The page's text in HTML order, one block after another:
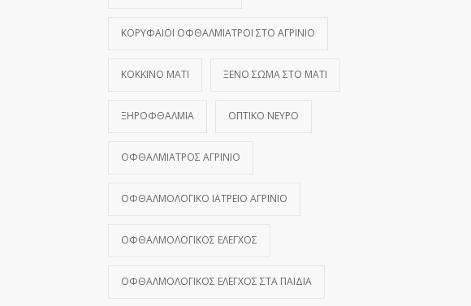
ΚΟΡΥΦΑΊΟΙ ΟΦΘΑΛΜΊΑΤΡΟΙ ΣΤΟ ΑΓΡΊΝΙΟ
ΚΌΚΚΙΝΟ ΜΆΤΙ ΞΈΝΟ ΣΏΜΑ ΣΤΟ ΜΆΤΙ
ΞΗΡΟΦΘΑΛΜΊΑ ΟΠΤΙΚΌ ΝΕΎΡΟ
ΟΦΘΑΛΜΊΑΤΡΟΣ ΑΓΡΊΝΙΟ
ΟΦΘΑΛΜΟΛΟΓΙΚΌ ΙΑΤΡΕΊΟ ΑΓΡΊΝΙΟ
ΟΦΘΑΛΜΟΛΟΓΙΚΌΣ ΈΛΕΓΧΟΣ
ΟΦΘΑΛΜΟΛΟΓΙΚΌΣ ΈΛΕΓΧΟΣ ΣΤΑ ΠΑΙΔΙΆ